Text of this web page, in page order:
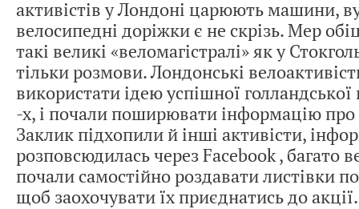
активістів у Лондоні царюють машини,
велосипедні доріжки є не скрізь. Мер
такі великі «веломагістралі» як у
тільки розмови. Лондонські
використати ідею успішної голландської
-х, і почали поширювати інформацію
Заклик підхопили й інші активісти,
розповсюдилась через Facebook , багато
почали самостійно роздавати листівки
щоб заохочувати їх приєднатись до акції.